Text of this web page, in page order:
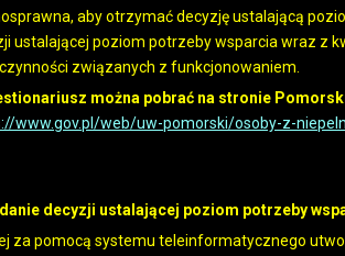
aby otrzymać decyzję ustalającą
ustalającej poziom potrzeby wsparcia wraz z
związanych z funkcjonowaniem.
można pobrać na stronie
www.gov.pl/web/uw-pomorski/osoby-z-
decyzji ustalającej poziom potrzeby
za pomocą systemu teleinformatycznego